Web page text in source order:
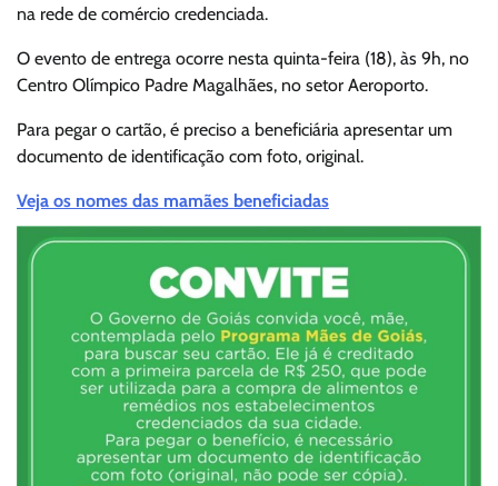
na rede de comércio credenciada.
O evento de entrega ocorre nesta quinta-feira (18), às 9h, no
Centro Olímpico Padre Magalhães, no setor Aeroporto.
Para pegar o cartão, é preciso a beneficiária apresentar um
documento de identificação com foto, original.
Veja os nomes das mamães beneficiadas